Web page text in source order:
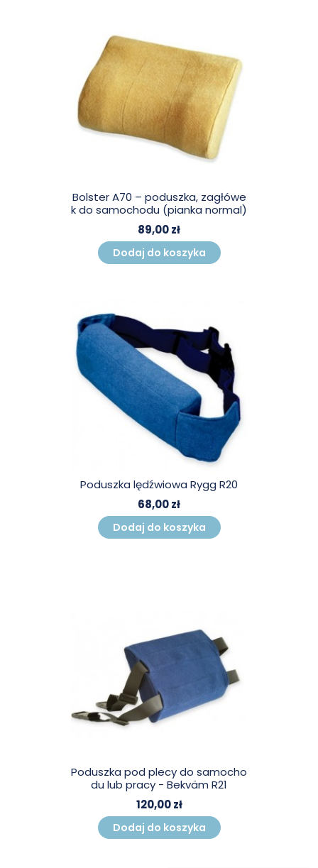
Bolster A70 – poduszka, zagłówe
k do samochodu (pianka normal)
89,00 zł
Dodaj do koszyka
Poduszka lędźwiowa Rygg R20
68,00 zł
Dodaj do koszyka
Poduszka pod plecy do samocho
du lub pracy - Bekväm R21
120,00 zł
Dodaj do koszyka